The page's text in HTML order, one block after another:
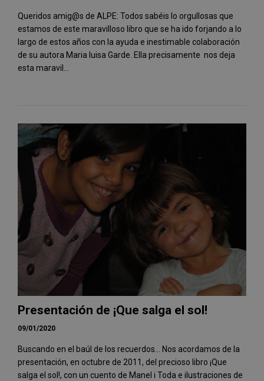
Queridos amig@s de ALPE: Todos sabéis lo orgullosas que
estamos de este maravilloso libro que se ha ido forjando a lo
largo de estos años con la ayuda e inestimable colaboración
de su autora Maria luisa Garde. Ella precisamente nos deja
esta maravil...
Presentación de ¡Que salga el sol!
09/01/2020
Buscando en el baúl de los recuerdos... Nos acordamos de la
presentación, en octubre de 2011, del precioso libro ¡Que
salga el sol!, con un cuento de Manel i Toda e ilustraciones de